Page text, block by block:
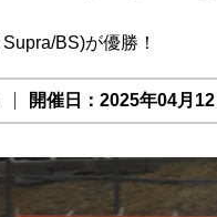
BS)が優勝！
開催日：2025年04月